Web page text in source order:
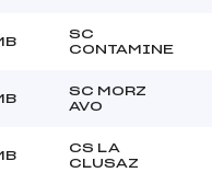
SC
CONTAMINE
SC MORZ
AVO
CS LA
CLUSAZ